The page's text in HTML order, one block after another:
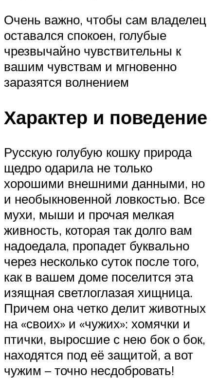
Очень важно, чтобы сам владелец
оставался спокоен, голубые
чрезвычайно чувствительны к
вашим чувствам и мгновенно
заразятся волнением
Характер и поведение
Русскую голубую кошку природа
щедро одарила не только
хорошими внешними данными, но
и необыкновенной ловкостью. Все
мухи, мыши и прочая мелкая
живность, которая так долго вам
надоедала, пропадет буквально
через несколько суток после того,
как в вашем доме поселится эта
изящная светлоглазая хищница.
Причем она четко делит животных
на «своих» и «чужих»: хомячки и
птички, выросшие с нею бок о бок,
находятся под её защитой, а вот
чужим – точно несдобровать!